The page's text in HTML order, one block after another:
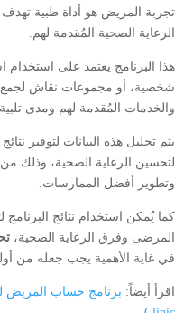
تجربة المريض هو أداة طبية
الرعاية الصحية المُقدمة لهم.
هذا البرنامج يعتمد على
شخصية، أو مجموعات نقاش
والخدمات المُقدمة لهم ومدى
يتم تحليل هذه البيانات لتوفير
لتحسين الرعاية الصحية، وذلك
وتطوير أفضل الممارسات.
كما يُمكن استخدام نتائج
المرضى وفرق الرعاية الصحية،
في غاية الأهمية يجب جعله من
اقرأ أيضاً: